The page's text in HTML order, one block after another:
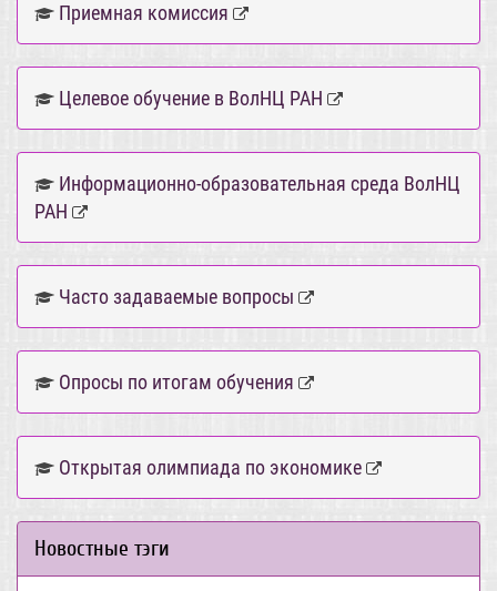
Приемная комиссия
Целевое обучение в ВолНЦ РАН
Информационно-образовательная среда ВолНЦ
РАН
Часто задаваемые вопросы
Опросы по итогам обучения
Открытая олимпиада по экономике
Новостные тэги